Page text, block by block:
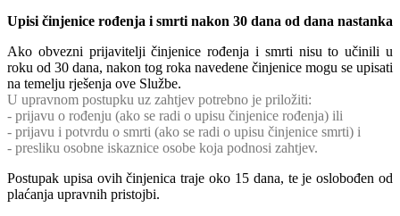
Upisi činjenice rođenja i smrti nakon 30 dana od dana nastanka
Ako obvezni prijavitelji činjenice rođenja i smrti nisu to učinili u
roku od 30 dana, nakon tog roka navedene činjenice mogu se upisati
na temelju rješenja ove Službe.
U upravnom postupku uz zahtjev potrebno je priložiti:
- prijavu o rođenju (ako se radi o upisu činjenice rođenja) ili
- prijavu i potvrdu o smrti (ako se radi o upisu činjenice smrti) i
- presliku osobne iskaznice osobe koja podnosi zahtjev.
Postupak upisa ovih činjenica traje oko 15 dana, te je oslobođen od
plaćanja upravnih pristojbi.